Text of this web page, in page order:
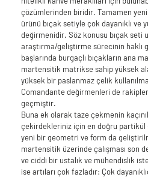
çözümlerinden biridir. Tamamen
ürünü bıçak setiyle çok dayanıklı ve
değirmenidir. Söz konusu bıçak seti
araştırma/geliştirme sürecinin haklı
başlarında burgaçlı bıçakların ana
martensitik matrikse sahip yüksek
yüksek bir paslanmaz çelik
Comandante değirmenleri de
geçmiştir.
Buna ek olarak taze çekmenin
çekirdekleriniz için en doğru partikül
yeni bir geometri ve form da
martensitik üzerinde çalışması son
ve ciddi bir ustalık ve mühendislik
ise artıları çok fazladır: Çok